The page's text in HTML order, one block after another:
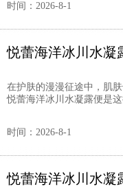
时间：2026-8-1
悦蕾海洋冰川水凝
在护肤的漫漫征途中，肌
悦蕾海洋冰川水凝露便是
时间：2026-8-1
悦蕾海洋冰川水凝